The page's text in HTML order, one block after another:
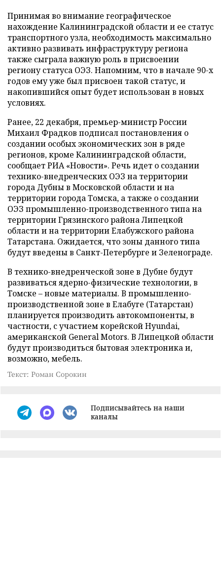
Принимая во внимание географическое
нахождение Калининградской области и ее статус
транспортного узла, необходимость максимально
активно развивать инфраструктуру региона
также сыграла важную роль в присвоении
региону статуса ОЭЗ. Напомним, что в начале 90-х
годов ему уже был присвоен такой статус, и
накопившийся опыт будет использован в новых
условиях.
Ранее, 22 декабря, премьер-министр России
Михаил Фрадков подписал постановления о
создании особых экономических зон в ряде
регионов, кроме Калининградской области,
сообщает РИА «Новости». Речь идет о создании
технико-внедренческих ОЭЗ на территории
города Дубны в Московской области и на
территории города Томска, а также о создании
ОЭЗ промышленно-производственного типа на
территории Грязинского района Липецкой
области и на территории Елабужского района
Татарстана. Ожидается, что зоны данного типа
будут введены в Санкт-Петербурге и Зеленограде.
В технико-внедренческой зоне в Дубне будут
развиваться ядерно-физические технологии, в
Томске – новые материалы. В промышленно-
производственной зоне в Елабуге (Татарстан)
планируется производить автокомпоненты, в
частности, с участием корейской Hyundai,
американской General Motors. В Липецкой области
будут производиться бытовая электроника и,
возможно, мебель.
Текст: Роман Сорокин
Подписывайтесь на наши
каналы